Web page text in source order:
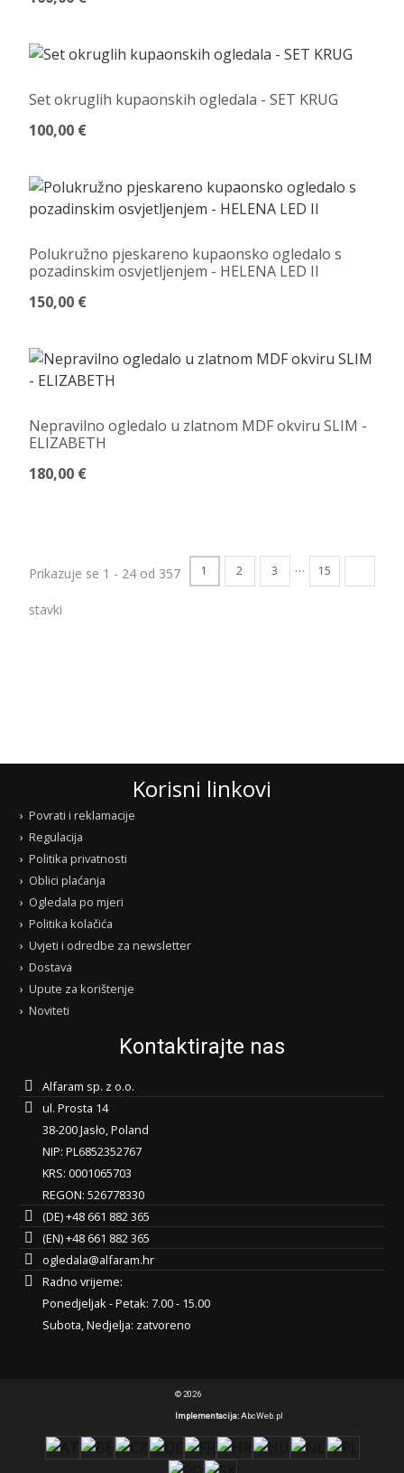
Set okruglih kupaonskih ogledala - SET KRUG
100,00 €
Polukružno pjeskareno kupaonsko ogledalo s
pozadinskim osvjetljenjem - HELENA LED II
150,00 €
Nepravilno ogledalo u zlatnom MDF okviru SLIM -
ELIZABETH
180,00 €
Prikazuje se 1 - 24 od 357
stavki
1 2 3 … 15
Korisni linkovi
Povrati i reklamacije
Regulacija
Politika privatnosti
Oblici plaćanja
Ogledala po mjeri
Politika kolačića
Uvjeti i odredbe za newsletter
Dostava
Upute za korištenje
Noviteti
Kontaktirajte nas
Alfaram sp. z o.o.
ul. Prosta 14
38-200 Jasło, Poland
NIP: PL6852352767
KRS: 0001065703
REGON: 526778330
(DE) +48 661 882 365
(EN) +48 661 882 365
ogledala@alfaram.hr
Radno vrijeme:
Ponedjeljak - Petak: 7.00 - 15.00
Subota, Nedjelja: zatvoreno
© 2026
Implementacija:AbcWeb.pl